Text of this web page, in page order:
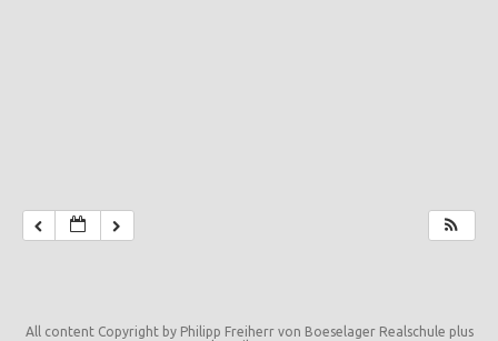
All content Copyright by Philipp Freiherr von Boeselager Realschule plus